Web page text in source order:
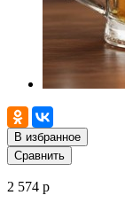
В избранное
Сравнить
2 574 р